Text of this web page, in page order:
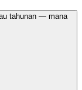
tahunan — mana